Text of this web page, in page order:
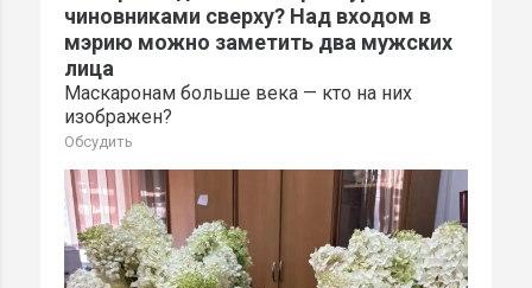
чиновниками сверху? Над входом в
мэрию можно заметить два мужских
лица
Маскаронам больше века — кто на них
изображен?
Обсудить